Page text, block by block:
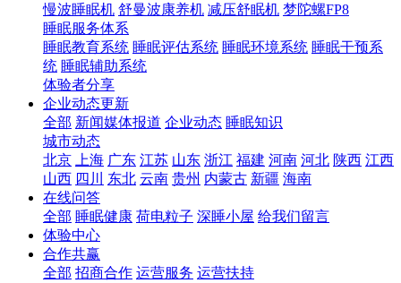
慢波睡眠机 舒曼波康养机 减压舒眠机 梦陀螺FP8
睡眠服务体系
睡眠教育系统 睡眠评估系统 睡眠环境系统 睡眠干预系
统 睡眠辅助系统
体验者分享
企业动态更新
全部 新闻媒体报道 企业动态 睡眠知识
城市动态
北京
上海 广东 江苏 山东 浙江 福建 河南 河北 陕西 江西
山西 四川 东北 云南 贵州 内蒙古 新疆 海南
在线问答
全部 睡眠健康 荷电粒子 深睡小屋 给我们留言
体验中心
合作共赢
全部 招商合作 运营服务 运营扶持